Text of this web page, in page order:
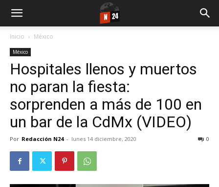
Inicio México
México
Hospitales llenos y muertos
no paran la fiesta:
sorprenden a más de 100 en
un bar de la CdMx (VIDEO)
Por Redacción N24 - lunes 14 diciembre, 2020 0